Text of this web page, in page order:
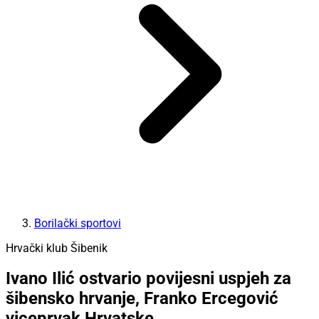
Borilački sportovi
Hrvački klub Šibenik
Ivano Ilić ostvario povijesni uspjeh za
šibensko hrvanje, Franko Ercegović